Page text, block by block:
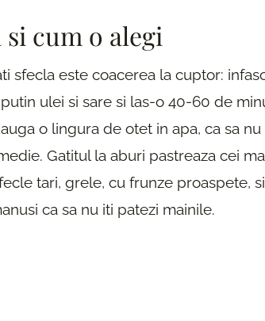
cum o alegi
sfecla este coacerea la cuptor:
ulei si sare si las-o 40-60 de
o lingura de otet in apa, ca sa
Gatitul la aburi pastreaza cei
tari, grele, cu frunze proaspete,
ca sa nu iti patezi mainile.